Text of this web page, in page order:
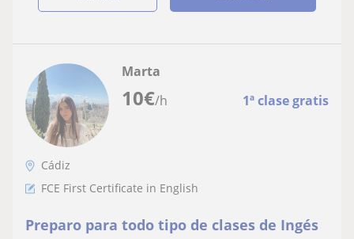
10€/h 1ª clase gratis
Marta
Cádiz
FCE First Certificate in English
Preparo para todo tipo de clases de Ingés